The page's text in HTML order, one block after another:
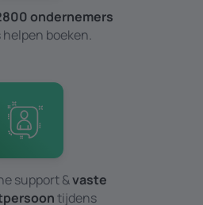
ondernemers
boeken.
support &vaste
tijdens